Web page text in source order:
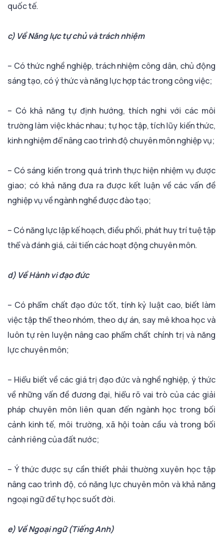
quốc tế.
c) Về Năng lực tự chủ và trách nhiệm
– Có thức nghề nghiệp, trách nhiệm công dân, chủ động
sáng tạo, có ý thức và năng lực hợp tác trong công việc;
– Có khả năng tự định hướng, thích nghi với các môi
trường làm việc khác nhau; tự học tập, tích lũy kiến thức,
kinh nghiệm để nâng cao trình độ chuyên môn nghiệp vụ;
– Có sáng kiến trong quá trình thực hiện nhiệm vụ được
giao; có khả năng đưa ra được kết luận về các vấn đề
nghiệp vụ về ngành nghề được đào tạo;
– Có năng lực lập kế hoạch, điều phối, phát huy trí tuệ tập
thể và đánh giá, cải tiến các hoạt động chuyên môn.
d) Về Hành vi đạo đức
– Có phẩm chất đạo đức tốt, tính kỷ luật cao, biết làm
việc tập thể theo nhóm, theo dự án, say mê khoa học và
luôn tự rèn luyện nâng cao phẩm chất chính trị và năng
lực chuyên môn;
– Hiểu biết về các giá trị đạo đức và nghề nghiệp, ý thức
về những vấn đề đương đại, hiểu rõ vai trò của các giải
pháp chuyên môn liên quan đến ngành học trong bối
cảnh kinh tế, môi trường, xã hội toàn cầu và trong bối
cảnh riêng của đất nước;
– Ý thức được sự cần thiết phải thường xuyên học tập
nâng cao trình độ, có năng lực chuyên môn và khả năng
ngoại ngữ để tự học suốt đời.
e) Về Ngoại ngữ (Tiếng Anh)